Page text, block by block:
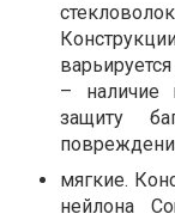
– наличие
защиту
мягкие.
нейлона